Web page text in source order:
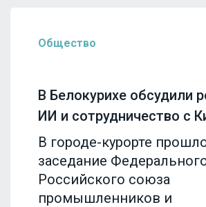
Общество
В Белокурихе обсудили
ИИ и сотрудничество с
В городе-курорте
заседание
Российского союза
промышленников и